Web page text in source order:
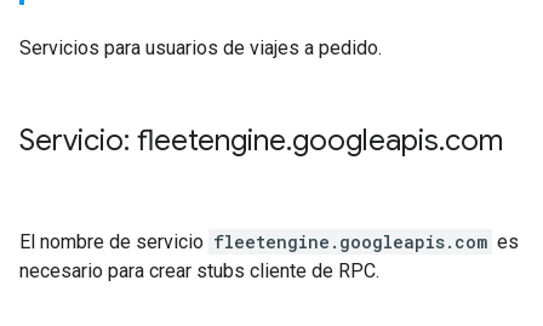
Servicios para usuarios de viajes a pedido.
Servicio: fleetengine.googleapis.com
El nombre de servicio fleetengine.googleapis.com es
necesario para crear stubs cliente de RPC.